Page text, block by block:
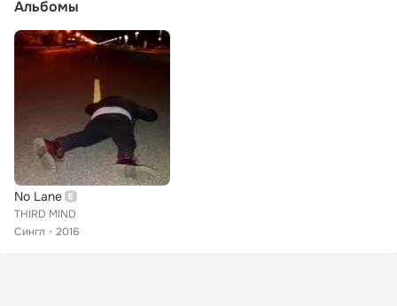
Альбомы
No Lane
THIRD MIND
Сингл
2016